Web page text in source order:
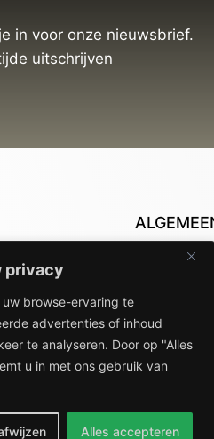
privacy
browse-ervaring te
advertenties of inhoud
te analyseren. Door op "Alles
u in met ons gebruik van
Alles accepteren
in voor onze nieuwsbrief.
uitschrijven
Contact
Over